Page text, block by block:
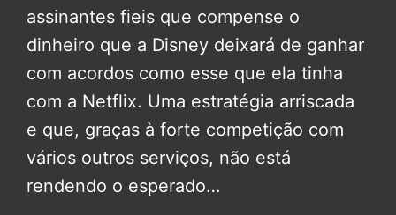
assinantes fieis que compense o
dinheiro que a Disney deixará de ganhar
com acordos como esse que ela tinha
com a Netflix. Uma estratégia arriscada
e que, graças à forte competição com
vários outros serviços, não está
rendendo o esperado…